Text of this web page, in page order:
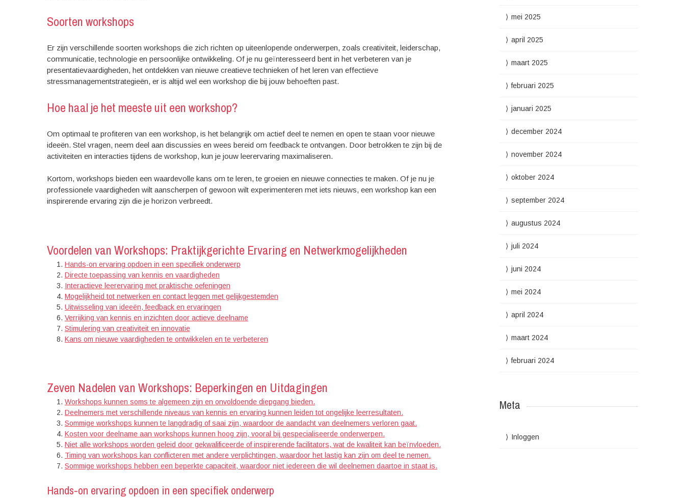
Soorten workshops
Er zijn verschillende soorten workshops die zich richten op uiteenlopende onderwerpen, zoals creativiteit, leiderschap,
communicatie, technologie en persoonlijke ontwikkeling. Of je nu geïnteresseerd bent in het verbeteren van je
presentatievaardigheden, het ontdekken van nieuwe creatieve technieken of het leren van effectieve
stressmanagementstrategieën, er is altijd wel een workshop die bij jouw behoeften past.
Hoe haal je het meeste uit een workshop?
Om optimaal te profiteren van een workshop, is het belangrijk om actief deel te nemen en open te staan voor nieuwe
ideeën. Stel vragen, neem deel aan discussies en wees bereid om feedback te ontvangen. Door betrokken te zijn bij de
activiteiten en interacties tijdens de workshop, kun je jouw leerervaring maximaliseren.
Kortom, workshops bieden een waardevolle kans om te leren, te groeien en nieuwe connecties te maken. Of je nu je
professionele vaardigheden wilt aanscherpen of gewoon wilt experimenteren met iets nieuws, een workshop kan een
inspirerende ervaring zijn die je horizon verbreedt.
Voordelen van Workshops: Praktijkgerichte Ervaring en Netwerkmogelijkheden
Hands-on ervaring opdoen in een specifiek onderwerp
Directe toepassing van kennis en vaardigheden
Interactieve leerervaring met praktische oefeningen
Mogelijkheid tot netwerken en contact leggen met gelijkgestemden
Uitwisseling van ideeën, feedback en ervaringen
Verrijking van kennis en inzichten door actieve deelname
Stimulering van creativiteit en innovatie
Kans om nieuwe vaardigheden te ontwikkelen en te verbeteren
Zeven Nadelen van Workshops: Beperkingen en Uitdagingen
Workshops kunnen soms te algemeen zijn en onvoldoende diepgang bieden.
Deelnemers met verschillende niveaus van kennis en ervaring kunnen leiden tot ongelijke leerresultaten.
Sommige workshops kunnen te langdradig of saai zijn, waardoor de aandacht van deelnemers verloren gaat.
Kosten voor deelname aan workshops kunnen hoog zijn, vooral bij gespecialiseerde onderwerpen.
Niet alle workshops worden geleid door gekwalificeerde of inspirerende facilitators, wat de kwaliteit kan beïnvloeden.
Timing van workshops kan conflicteren met andere verplichtingen, waardoor het lastig kan zijn om deel te nemen.
Sommige workshops hebben een beperkte capaciteit, waardoor niet iedereen die wil deelnemen daartoe in staat is.
Hands-on ervaring opdoen in een specifiek onderwerp
mei 2025
april 2025
maart 2025
februari 2025
januari 2025
december 2024
november 2024
oktober 2024
september 2024
augustus 2024
juli 2024
juni 2024
mei 2024
april 2024
maart 2024
februari 2024
Meta
Inloggen